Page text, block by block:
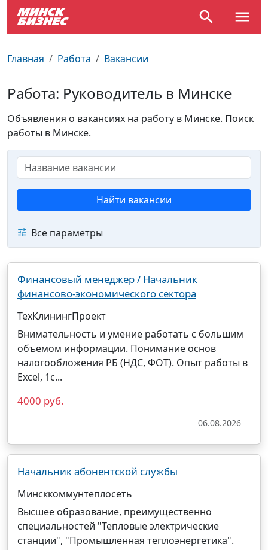
Главная Работа Вакансии
Работа: Руководитель в Минске
Объявления о вакансиях на работу в Минске. Поиск
работы в Минске.
Найти вакансии
Все параметры
Финансовый менеджер / Начальник
финансово-экономического сектора
ТехКлинингПроект
Внимательность и умение работать с большим
объемом информации. Понимание основ
налогообложения РБ (НДС, ФОТ). Опыт работы в
Excel, 1с...
4000 руб.
06.08.2026
Начальник абонентской службы
Минсккоммунтеплосеть
Высшее образование, преимущественно
специальностей "Тепловые электрические
станции", "Промышленная теплоэнергетика".
Улицы Минска
Производственный календарь
Документы для ЗАГСа
Пробки на дорогах
Самолеты